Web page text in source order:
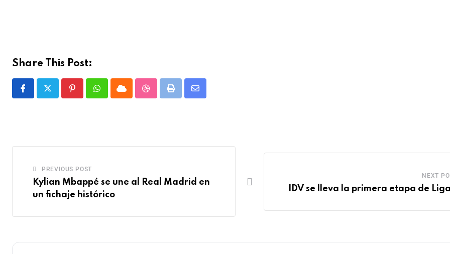
Share This Post:
PREVIOUS POST
Kylian Mbappé se une al Real Madrid en
un fichaje histórico
NEXT
IDV se lleva la primera etapa de